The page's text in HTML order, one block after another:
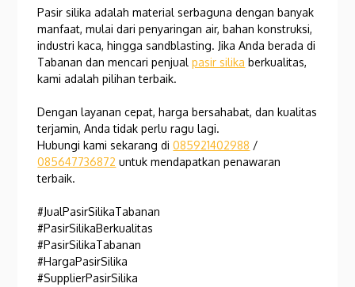
Pasir silika adalah material serbaguna dengan banyak
manfaat, mulai dari penyaringan air, bahan konstruksi,
industri kaca, hingga sandblasting. Jika Anda berada di
Tabanan dan mencari penjualpasir silika berkualitas,
kami adalah pilihan terbaik.
Dengan layanan cepat, harga bersahabat, dan kualitas
terjamin, Anda tidak perlu ragu lagi.
Hubungi kami sekarang di085921402988 /
085647736872 untuk mendapatkan penawaran
terbaik.
#JualPasirSilikaTabanan
#PasirSilikaBerkualitas
#PasirSilikaTabanan
#HargaPasirSilika
#SupplierPasirSilika